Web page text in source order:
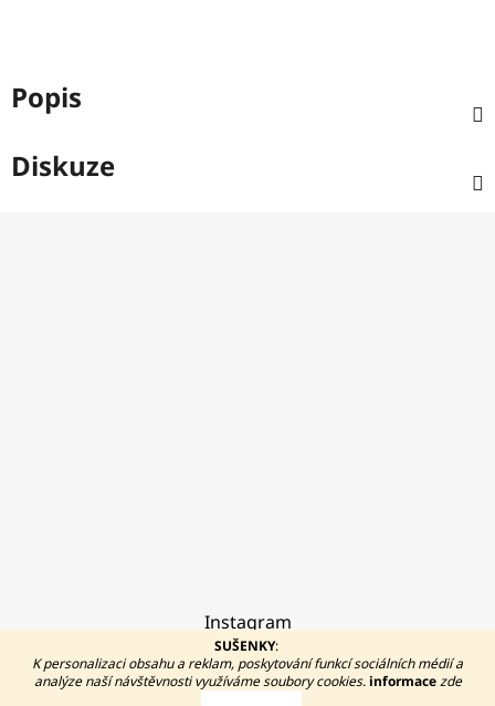
SUŠENKY:
K personalizaci obsahu a reklam, poskytování funkcí sociálních médií a
analýze naší návštěvnosti využíváme soubory cookies. informace zde
Popis
Diskuze
Instagram